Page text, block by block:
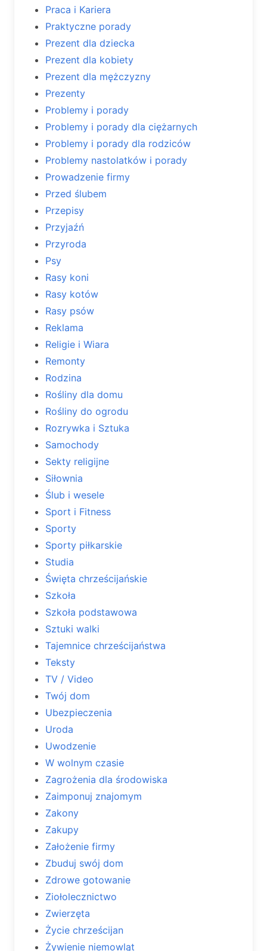
Praca i Kariera
Praktyczne porady
Prezent dla dziecka
Prezent dla kobiety
Prezent dla mężczyzny
Prezenty
Problemy i porady
Problemy i porady dla ciężarnych
Problemy i porady dla rodziców
Problemy nastolatków i porady
Prowadzenie firmy
Przed ślubem
Przepisy
Przyjaźń
Przyroda
Psy
Rasy koni
Rasy kotów
Rasy psów
Reklama
Religie i Wiara
Remonty
Rodzina
Rośliny dla domu
Rośliny do ogrodu
Rozrywka i Sztuka
Samochody
Sekty religijne
Siłownia
Ślub i wesele
Sport i Fitness
Sporty
Sporty piłkarskie
Studia
Święta chrześcijańskie
Szkoła
Szkoła podstawowa
Sztuki walki
Tajemnice chrześcijaństwa
Teksty
TV / Video
Twój dom
Ubezpieczenia
Uroda
Uwodzenie
W wolnym czasie
Zagrożenia dla środowiska
Zaimponuj znajomym
Zakony
Zakupy
Założenie firmy
Zbuduj swój dom
Zdrowe gotowanie
Ziołolecznictwo
Zwierzęta
Życie chrześcijan
Żywienie niemowląt